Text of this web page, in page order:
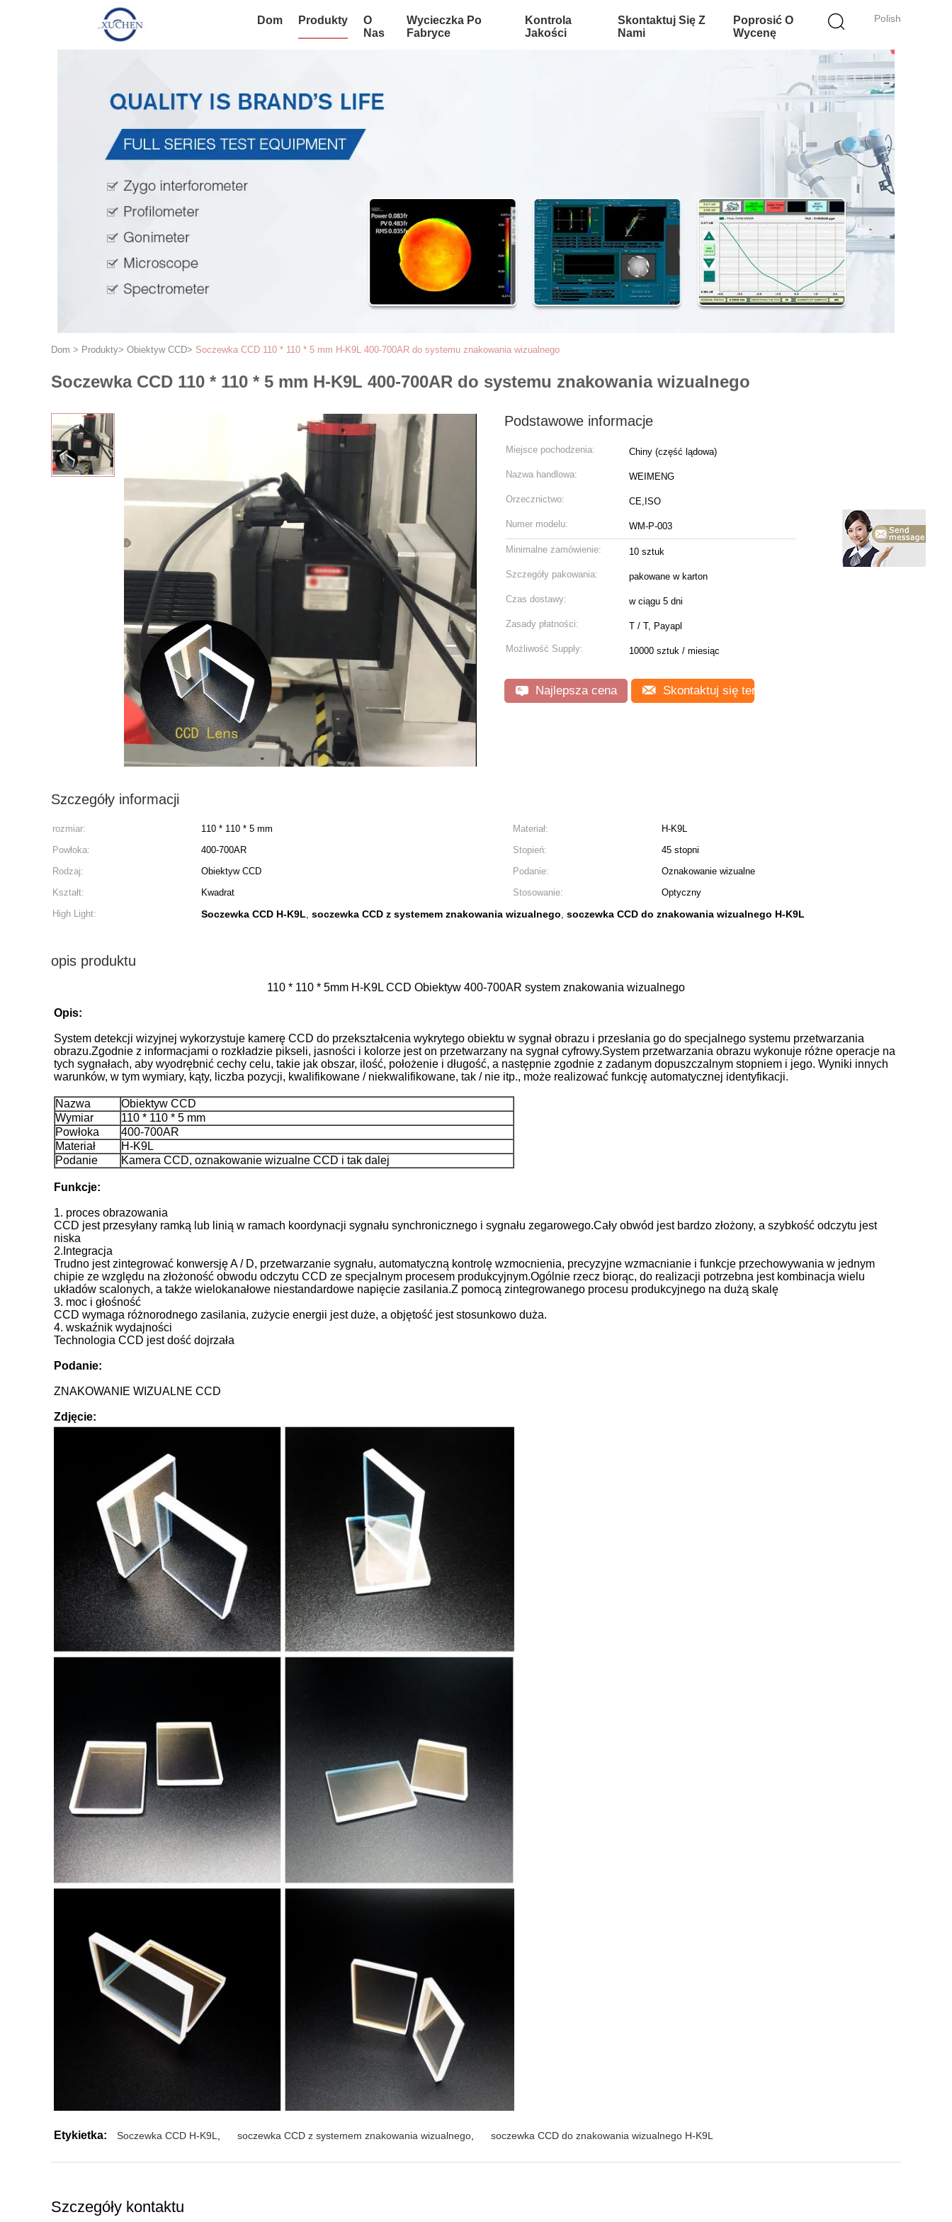
Polish
Dom Produkty
O
Nas
Wycieczka Po
Fabryce
Kontrola
Jakości
Skontaktuj Się Z
Nami
Poprosić O
Wycenę
Dom > Produkty> Obiektyw CCD> Soczewka CCD 110 * 110 * 5 mm H-K9L 400-700AR do systemu znakowania wizualnego
Soczewka CCD 110 * 110 * 5 mm H-K9L 400-700AR do systemu znakowania wizualnego
Podstawowe informacje
Miejsce pochodzenia: Chiny (część lądowa)
Nazwa handlowa: WEIMENG
Orzecznictwo: CE,ISO
Numer modelu: WM-P-003
Minimalne zamówienie: 10 sztuk
Szczegóły pakowania: pakowane w karton
Czas dostawy: w ciągu 5 dni
Zasady płatności: T / T, Payapl
Możliwość Supply: 10000 sztuk / miesiąc
Najlepsza cena Skontaktuj się teraz
Szczegóły informacji
rozmiar: 110 * 110 * 5 mm Materiał:
H-K9L
Powłoka:
400-700AR Stopień:
45 stopni
Rodzaj:
Obiektyw CCD Podanie:
Oznakowanie wizualne
Kształt:
Kwadrat Stosowanie:
Optyczny
High Light:
Soczewka CCD H-K9L, soczewka CCD z systemem znakowania wizualnego, soczewka CCD do znakowania wizualnego H-K9L
opis produktu
110 * 110 * 5mm H-K9L CCD Obiektyw 400-700AR system znakowania wizualnego
Opis:
System detekcji wizyjnej wykorzystuje kamerę CCD do przekształcenia wykrytego obiektu w sygnał obrazu i przesłania go do specjalnego systemu przetwarzania
obrazu.Zgodnie z informacjami o rozkładzie pikseli, jasności i kolorze jest on przetwarzany na sygnał cyfrowy.System przetwarzania obrazu wykonuje różne operacje na
tych sygnałach, aby wyodrębnić cechy celu, takie jak obszar, ilość, położenie i długość, a następnie zgodnie z zadanym dopuszczalnym stopniem i jego. Wyniki innych
warunków, w tym wymiary, kąty, liczba pozycji, kwalifikowane / niekwalifikowane, tak / nie itp., może realizować funkcję automatycznej identyfikacji.
Nazwa
Obiektyw CCD
Wymiar
110 * 110 * 5 mm
Powłoka
400-700AR
Materiał
H-K9L
Podanie
Kamera CCD, oznakowanie wizualne CCD i tak dalej
Funkcje:
1. proces obrazowania
CCD jest przesyłany ramką lub linią w ramach koordynacji sygnału synchronicznego i sygnału zegarowego.Cały obwód jest bardzo złożony, a szybkość odczytu jest
niska
2.Integracja
Trudno jest zintegrować konwersję A / D, przetwarzanie sygnału, automatyczną kontrolę wzmocnienia, precyzyjne wzmacnianie i funkcje przechowywania w jednym
chipie ze względu na złożoność obwodu odczytu CCD ze specjalnym procesem produkcyjnym.Ogólnie rzecz biorąc, do realizacji potrzebna jest kombinacja wielu
układów scalonych, a także wielokanałowe niestandardowe napięcie zasilania.Z pomocą zintegrowanego procesu produkcyjnego na dużą skalę
3. moc i głośność
CCD wymaga różnorodnego zasilania, zużycie energii jest duże, a objętość jest stosunkowo duża.
4. wskaźnik wydajności
Technologia CCD jest dość dojrzała
Podanie:
ZNAKOWANIE WIZUALNE CCD
Zdjęcie:
Etykietka: Soczewka CCD H-K9L soczewka CCD z systemem znakowania wizualnego soczewka CCD do znakowania wizualnego H-K9L
Szczegóły kontaktu